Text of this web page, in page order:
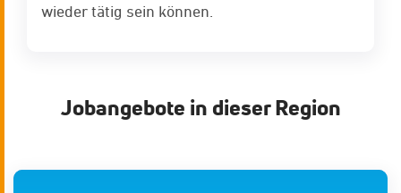
wieder tätig sein können.
Jobangebote in dieser Region